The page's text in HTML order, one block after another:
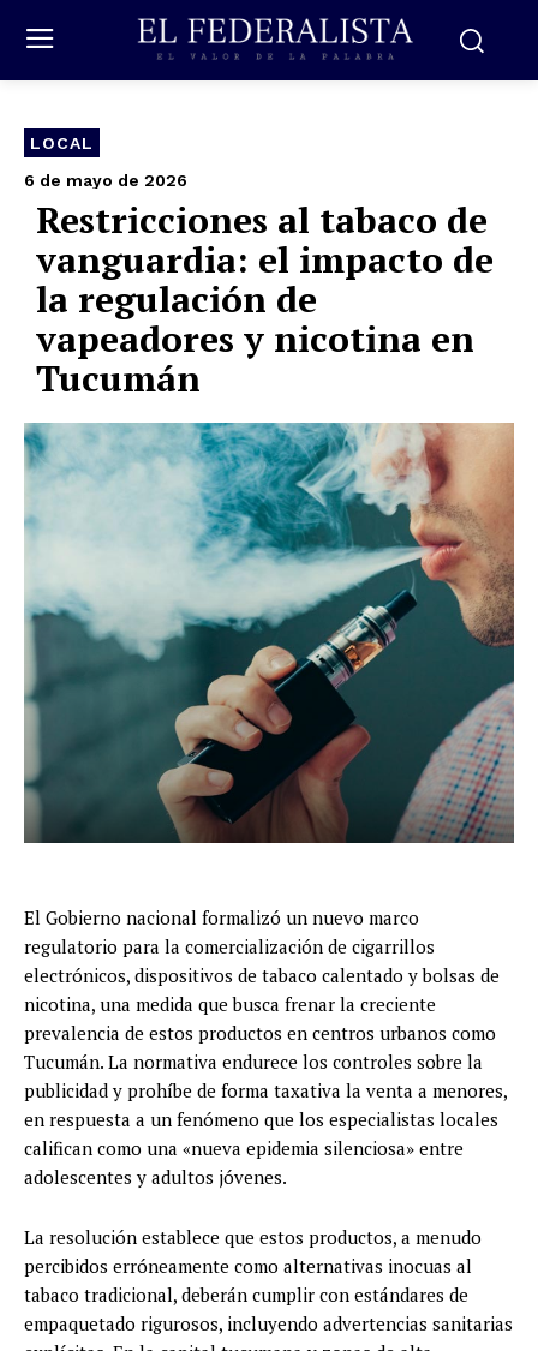
LOCAL
6 de mayo de 2026
Restricciones al tabaco de
vanguardia: el impacto de
la regulación de
vapeadores y nicotina en
Tucumán
El Gobierno nacional formalizó un nuevo marco
regulatorio para la comercialización de cigarrillos
electrónicos, dispositivos de tabaco calentado y bolsas de
nicotina, una medida que busca frenar la creciente
prevalencia de estos productos en centros urbanos como
Tucumán. La normativa endurece los controles sobre la
publicidad y prohíbe de forma taxativa la venta a menores,
en respuesta a un fenómeno que los especialistas locales
califican como una «nueva epidemia silenciosa» entre
adolescentes y adultos jóvenes.
La resolución establece que estos productos, a menudo
percibidos erróneamente como alternativas inocuas al
tabaco tradicional, deberán cumplir con estándares de
empaquetado rigurosos, incluyendo advertencias sanitarias